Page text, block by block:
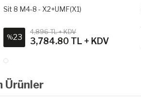
Sit 8 M4-8 - X2+UMF(X1)
%23
4,896 TL + KDV
3,784.80 TL + KDV
Ürünler